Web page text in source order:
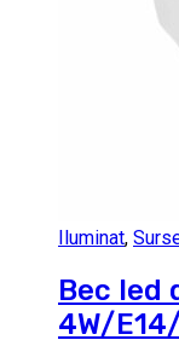
Iluminat,
Bec led
4W/